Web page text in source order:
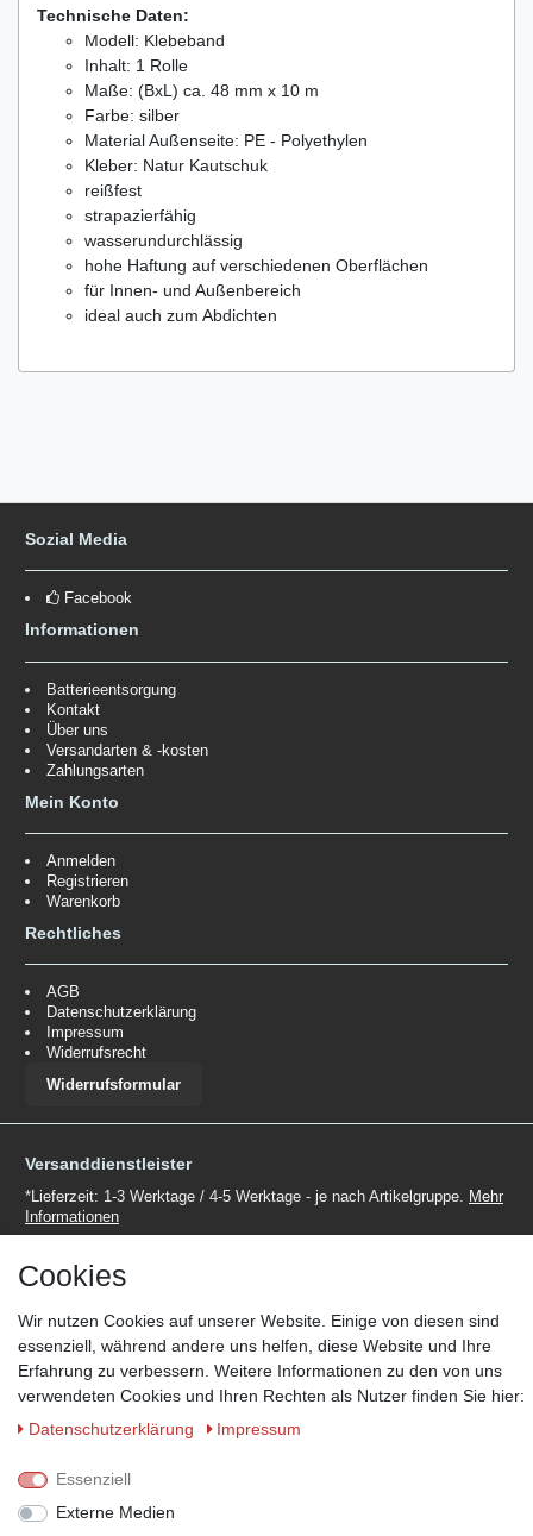
Technische Daten:
Modell: Klebeband
Inhalt: 1 Rolle
Maße: (BxL) ca. 48 mm x 10 m
Farbe: silber
Material Außenseite: PE - Polyethylen
Kleber: Natur Kautschuk
reißfest
strapazierfähig
wasserundurchlässig
hohe Haftung auf verschiedenen Oberflächen
für Innen- und Außenbereich
ideal auch zum Abdichten
Sozial Media
Facebook
Informationen
Batterieentsorgung
Kontakt
Über uns
Versandarten & -kosten
Zahlungsarten
Mein Konto
Anmelden
Registrieren
Warenkorb
Rechtliches
AGB
Datenschutzerklärung
Impressum
Widerrufsrecht
Widerrufsformular
Versanddienstleister
*Lieferzeit: 1-3 Werktage / 4-5 Werktage - je nach Artikelgruppe. Mehr
Informationen
Zahlungsmöglichkeiten
Wir behalten uns das Recht vor im Einzelfall bestimmte
Zahlungsarten auszuschließen.
Cookies
Wir nutzen Cookies auf unserer Website. Einige von diesen sind
essenziell, während andere uns helfen, diese Website und Ihre
Erfahrung zu verbessern. Weitere Informationen zu den von uns
verwendeten Cookies und Ihren Rechten als Nutzer finden Sie hier:
Daten­schutz­erklärung
Impressum
Essenziell
Externe Medien